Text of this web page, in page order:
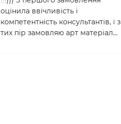
оцінила ввічливість і
компетентність консультантів, і з
тих пір замовляю арт матеріали